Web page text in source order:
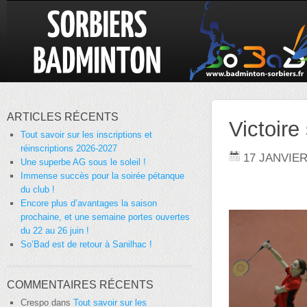
Victoire
17
ARTICLES RÉCENTS
Tout savoir sur les inscriptions et
réinscriptions 2026-2027
Une superbe AG sous le soleil !
Immense succès pour la soirée pétanque
du club !
Encore plus d’avantages la saison
prochaine, et une semaine portes ouvertes
du 22 au 26 juin !
So’Bad est de retour à Sanilhac !
COMMENTAIRES RÉCENTS
Crespo dans Tout savoir sur les